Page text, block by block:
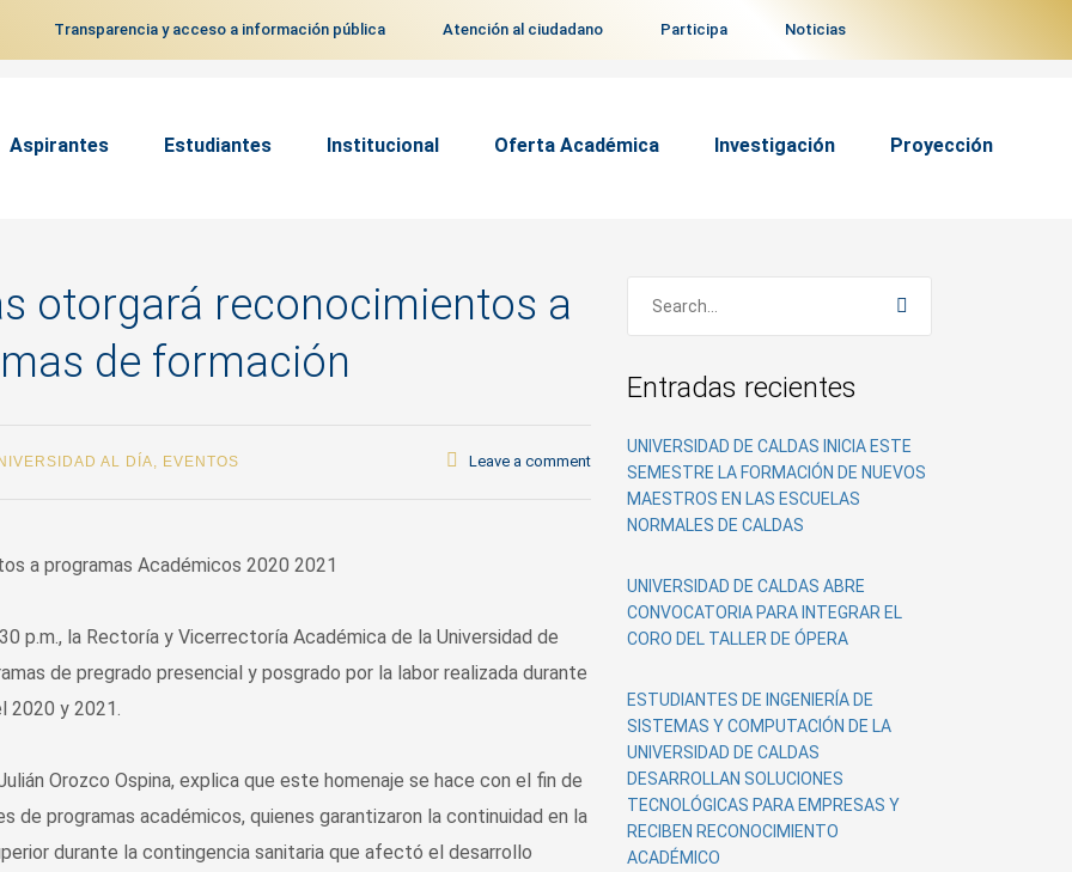
Transparencia y acceso a información pública Atención al ciudadano Participa Noticias
Aspirantes Estudiantes Institucional Oferta Académica Investigación Proyección
otorgará reconocimientos a
de formación
AL DÍA, EVENTOS Leave a comment
p.m., la Rectoría y Vicerrectoría Académica de la Universidad de
de pregrado presencial y posgrado por la labor realizada durante
2020 y 2021.
Orozco Ospina, explica que este homenaje se hace con el fin de
de programas académicos, quienes garantizaron la continuidad en la
durante la contingencia sanitaria que afectó el desarrollo
Entradas recientes
UNIVERSIDAD DE CALDAS INICIA ESTE
SEMESTRE LA FORMACIÓN DE NUEVOS
MAESTROS EN LAS ESCUELAS
NORMALES DE CALDAS
UNIVERSIDAD DE CALDAS ABRE
CONVOCATORIA PARA INTEGRAR EL
CORO DEL TALLER DE ÓPERA
ESTUDIANTES DE INGENIERÍA DE
SISTEMAS Y COMPUTACIÓN DE LA
UNIVERSIDAD DE CALDAS
DESARROLLAN SOLUCIONES
TECNOLÓGICAS PARA EMPRESAS Y
RECIBEN RECONOCIMIENTO
ACADÉMICO